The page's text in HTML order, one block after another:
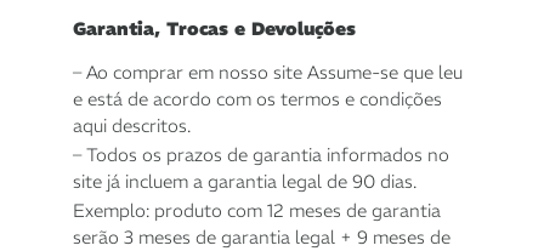
Garantia, Trocas e Devoluções
– Ao comprar em nosso site Assume-se que leu
e está de acordo com os termos e condições
aqui descritos.
– Todos os prazos de garantia informados no
site já incluem a garantia legal de 90 dias.
Exemplo: produto com 12 meses de garantia
serão 3 meses de garantia legal + 9 meses de